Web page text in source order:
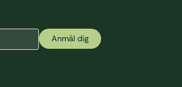
Anmäl dig